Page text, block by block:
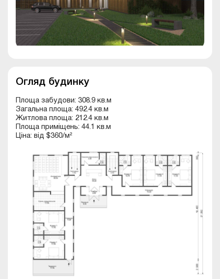
Огляд будинку
Площа забудови: 308.9 кв.м
Загальна площа: 492.4 кв.м
Житлова площа: 212.4 кв.м
Площа приміщень: 44.1 кв.м
Ціна: від $360/м²